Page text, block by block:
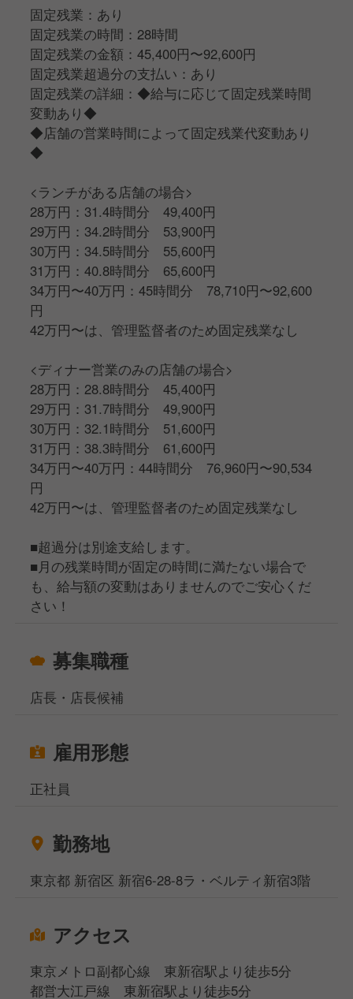
固定残業：あり
固定残業の時間：28時間
固定残業の金額：45,400円〜92,600円
固定残業超過分の支払い：あり
固定残業の詳細：◆給与に応じて固定残業時間
変動あり◆
◆店舗の営業時間によって固定残業代変動あり
◆
<ランチがある店舗の場合>
28万円：31.4時間分 49,400円
29万円：34.2時間分 53,900円
30万円：34.5時間分 55,600円
31万円：40.8時間分 65,600円
34万円〜40万円：45時間分 78,710円〜92,600
円
42万円〜は、管理監督者のため固定残業なし
<ディナー営業のみの店舗の場合>
28万円：28.8時間分 45,400円
29万円：31.7時間分 49,900円
30万円：32.1時間分 51,600円
31万円：38.3時間分 61,600円
34万円〜40万円：44時間分 76,960円〜90,534
円
42万円〜は、管理監督者のため固定残業なし
■超過分は別途支給します。
■月の残業時間が固定の時間に満たない場合で
も、給与額の変動はありませんのでご安心くだ
さい！
募集職種
店長・店長候補
雇用形態
正社員
勤務地
東京都 新宿区 新宿6-28-8ラ・ベルティ新宿3階
アクセス
東京メトロ副都心線 東新宿駅より徒歩5分
都営大江戸線 東新宿駅より徒歩5分